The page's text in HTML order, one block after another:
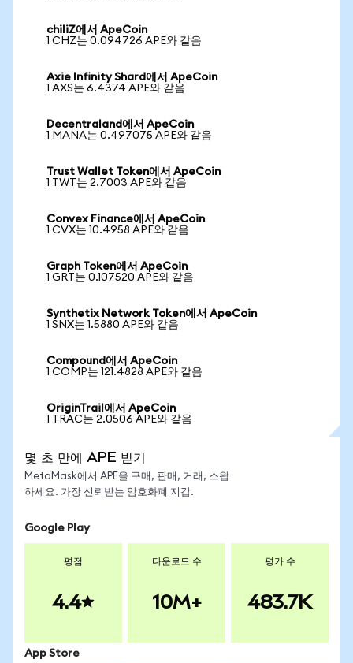
chiliZ에서 ApeCoin
1 CHZ는 0.094726 APE와 같음
Axie Infinity Shard에서 ApeCoin
1 AXS는 6.4374 APE와 같음
Decentraland에서 ApeCoin
1 MANA는 0.497075 APE와 같음
Trust Wallet Token에서 ApeCoin
1 TWT는 2.7003 APE와 같음
Convex Finance에서 ApeCoin
1 CVX는 10.4958 APE와 같음
Graph Token에서 ApeCoin
1 GRT는 0.107520 APE와 같음
Synthetix Network Token에서 ApeCoin
1 SNX는 1.5880 APE와 같음
Compound에서 ApeCoin
1 COMP는 121.4828 APE와 같음
OriginTrail에서 ApeCoin
1 TRAC는 2.0506 APE와 같음
몇 초 만에 APE 받기
MetaMask에서 APE을 구매, 판매, 거래, 스왑
하세요. 가장 신뢰받는 암호화폐 지갑.
Google Play
평점
4.4
다운로드 수
10M+
평가 수
483.7K
App Store